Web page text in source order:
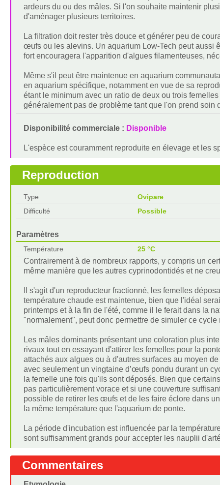
ardeurs du ou des mâles. Si l'on souhaite maintenir
d'aménager plusieurs territoires.
La filtration doit rester très douce et générer peu de
œufs ou les alevins. Un aquarium Low-Tech peut aussi
fort encouragera l'apparition d'algues filamenteuses,
Même s'il peut être maintenue en aquarium
en aquarium spécifique, notamment en vue de sa
étant le minimum avec un ratio de deux ou trois
généralement pas de problème tant que l'on prend
Disponibilité commerciale : Disponible
L'espèce est couramment reproduite en élevage et les
Reproduction
Type
Ovipare
Difficulté
Possible
Paramètres
Température 25 °C
Contrairement à de nombreux rapports, y compris un
même manière que les autres cyprinodontidés et ne
Il s'agit d'un reproducteur fractionné, les femelles
température chaude est maintenue, bien que l'idéal
printemps et à la fin de l'été, comme il le ferait dans la
"normalement", peut donc permettre de simuler ce cycle
Les mâles dominants présentant une coloration plus
rivaux tout en essayant d'attirer les femelles pour la
attachés aux algues ou à d'autres surfaces au moyen
avec seulement un vingtaine d’œufs pondu durant un
la femelle une fois qu'ils sont déposés. Bien que
pas particulièrement vorace et si une couverture
possible de retirer les œufs et de les faire éclore dans
la même température que l'aquarium de ponte.
La période d'incubation est influencée par la
sont suffisamment grands pour accepter les nauplii
Commentaires